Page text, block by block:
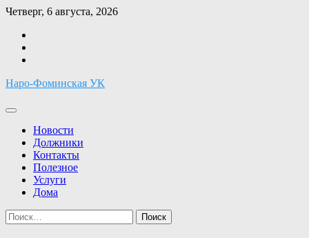
Перейти
содержимому
Четверг, 6 августа, 2026
Наро-Фоминская УК
Новости
Должники
Контакты
Полезное
Услуги
Дома
Найти: